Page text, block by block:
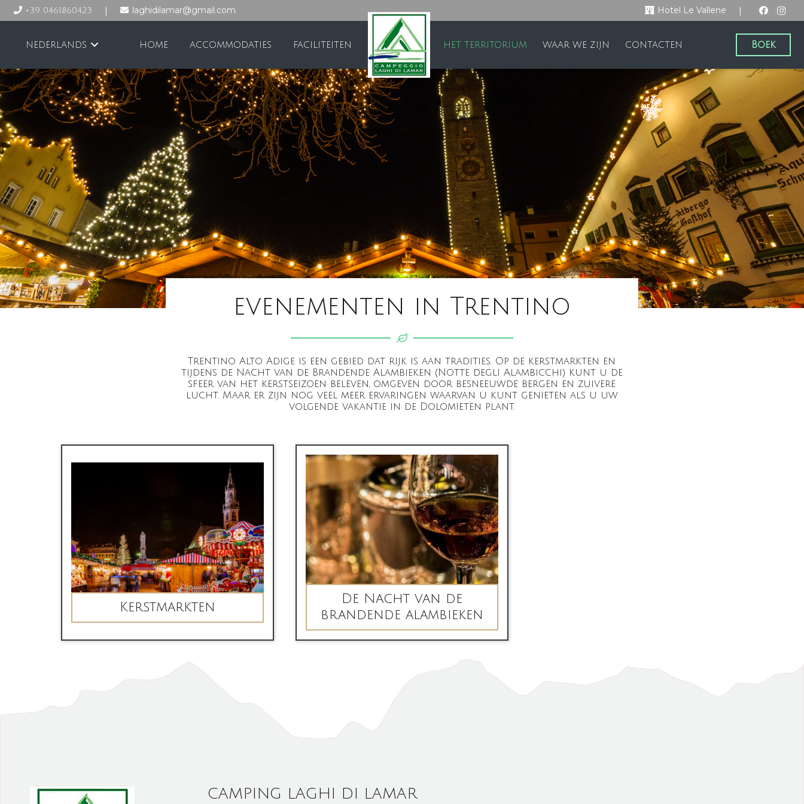
+39 0461860423 | laghidilamar@gmail.com Hotel Le Vallene |
NEDERLANDS HOME ACCOMMODATIES FACILITEITEN HET TERRITORIUM WAAR WE ZIJN CONTACTEN Boek
evenementen in Trentino
Trentino Alto Adige is een gebied dat rijk is aan tradities. Op de kerstmarkten en
tijdens de Nacht van de Brandende Alambieken (Notte degli Alambicchi) kunt u de
sfeer van het kerstseizoen beleven, omgeven door besneeuwde bergen en zuivere
lucht. Maar er zijn nog veel meer ervaringen waarvan u kunt genieten als u uw
volgende vakantie in de Dolomieten plant.
Kerstmarkten
De Nacht van de
brandende alambieken
CAMPING LAGHI DI LAMAR